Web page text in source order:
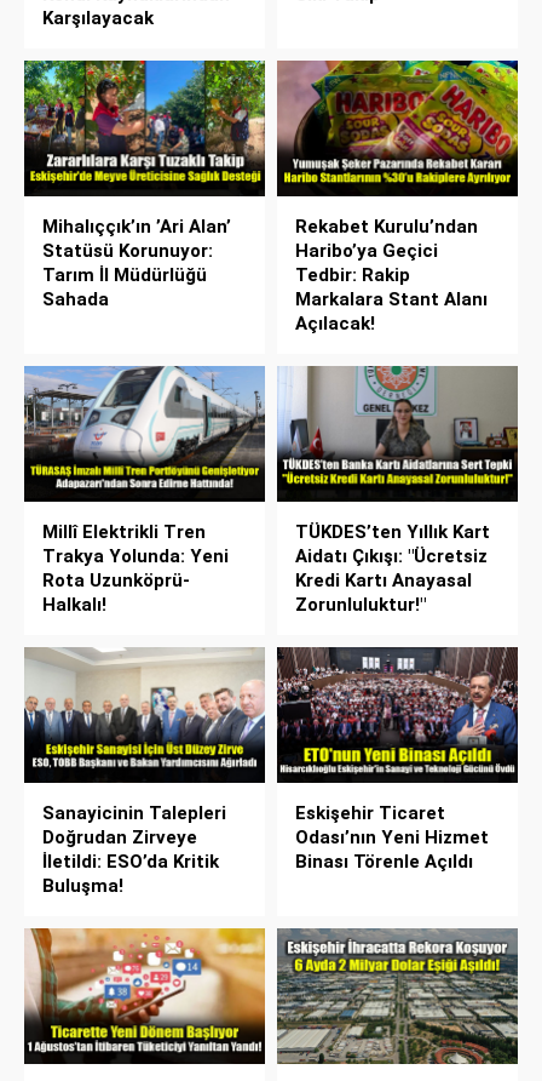
Karşılayacak
Mihalıççık’ın ’Ari Alan’
Statüsü Korunuyor:
Tarım İl Müdürlüğü
Sahada
Rekabet Kurulu’ndan
Haribo’ya Geçici
Tedbir: Rakip
Markalara Stant Alanı
Açılacak!
Millî Elektrikli Tren
Trakya Yolunda: Yeni
Rota Uzunköprü-
Halkalı!
TÜKDES’ten Yıllık Kart
Aidatı Çıkışı: "Ücretsiz
Kredi Kartı Anayasal
Zorunluluktur!"
Sanayicinin Talepleri
Doğrudan Zirveye
İletildi: ESO’da Kritik
Buluşma!
Eskişehir Ticaret
Odası’nın Yeni Hizmet
Binası Törenle Açıldı